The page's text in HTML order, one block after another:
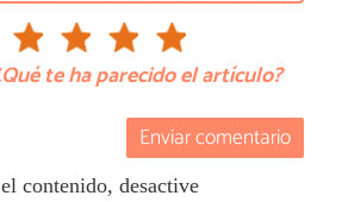
te ha parecido el artículo?
Enviar comentario
contenido, desactive